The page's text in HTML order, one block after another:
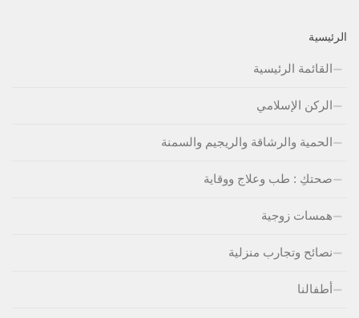
الرئيسية
القائمة الرئيسية
الركن الإسلامي
الحمية والرشاقة والريجيم والسمنة
صحتكِ : طب وعلاج ووقاية
همسات زوجية
نصائح وتجارب منزلية
أطفالنا